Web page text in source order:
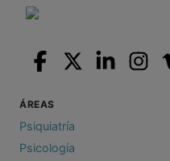
ÁREAS
Psiquiatría
Psicología